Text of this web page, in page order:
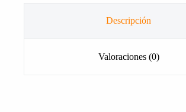
Descripción
Valoraciones (0)